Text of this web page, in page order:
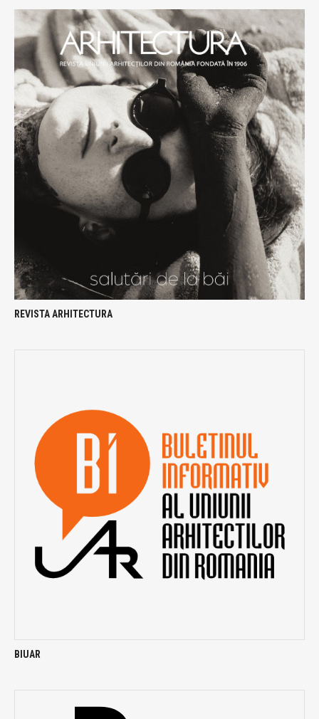
REVISTA ARHITECTURA
BIUAR